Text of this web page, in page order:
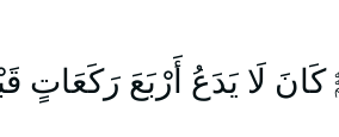
لَا يَدَعُ أَرْبَعَ رَكَعَاتٍ